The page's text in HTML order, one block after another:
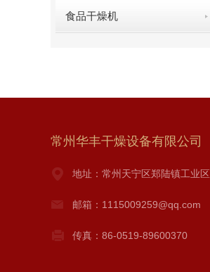
食品干燥机
常州华丰干燥设备有限公司
地址：常州天宁区郑陆镇工业区
邮箱：1115009259@qq.com
传真：86-0519-89600370